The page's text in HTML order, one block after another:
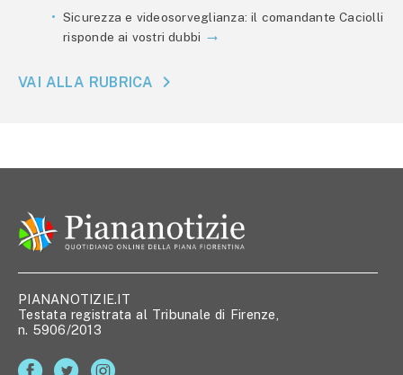
Sicurezza e videosorveglianza: il comandante Caciolli
risponde ai vostri dubbi
VAI ALLA RUBRICA
PIANANOTIZIE.IT
Testata registrata al Tribunale di Firenze,
n. 5906/2013